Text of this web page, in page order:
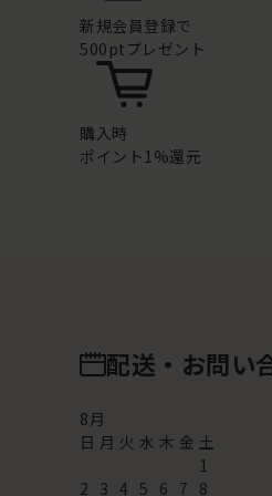
新規会員登録で
500ptプレゼント
購入時
ポイント1%還元
配送・お問い
8月
日 月 火 水 木 金 土
1
2 3 4 5 6 7 8